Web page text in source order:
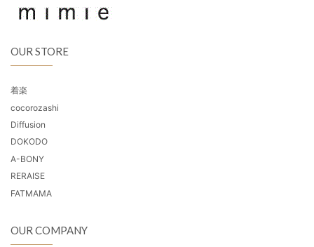
OUR STORE
着楽
cocorozashi
Diffusion
DOKODO
A-BONY
RERAISE
FATMAMA
OUR COMPANY